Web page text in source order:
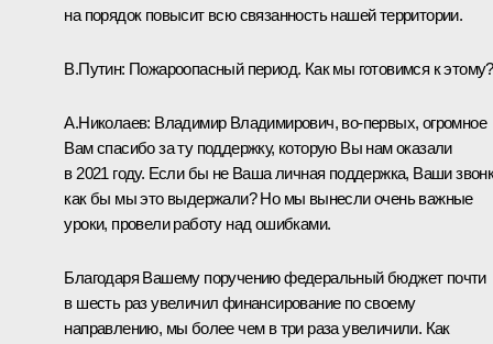
на порядок повысит всю связанность нашей территории.
В.Путин: Пожароопасный период. Как мы готовимся к этому?
А.Николаев: Владимир Владимирович, во-первых, огромное
Вам спасибо за ту поддержку, которую Вы нам оказали
в 2021 году. Если бы не Ваша личная поддержка, Ваши
как бы мы это выдержали? Но мы вынесли очень важные
уроки, провели работу над ошибками.
Благодаря Вашему поручению федеральный бюджет почти
в шесть раз увеличил финансирование по своему
направлению, мы более чем в три раза увеличили. Как